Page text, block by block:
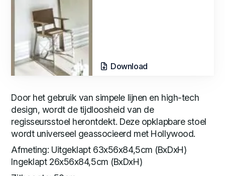
Download
Door het gebruik van simpele lijnen en high-tech
design, wordt de tijdloosheid van de
regisseursstoel herontdekt. Deze opklapbare stoel
wordt universeel geassocieerd met Hollywood.
Afmeting: Uitgeklapt 63x56x84,5cm (BxDxH)
Ingeklapt 26x56x84,5cm (BxDxH)